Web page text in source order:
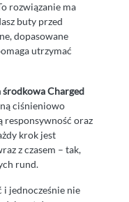
rozwiązanie ma
buty przed
dopasowane
utrzymać
środkowa Charged
ciśnieniowo
responsywność oraz
krok jest
z czasem – tak,
rund.
i jednocześnie nie